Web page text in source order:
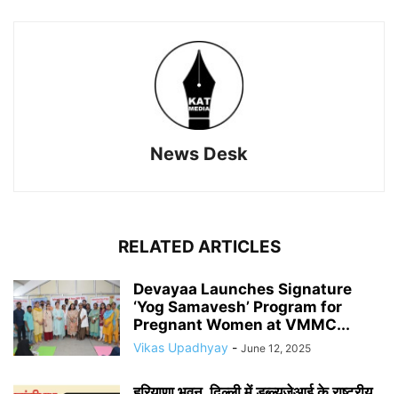
News Desk
RELATED ARTICLES
Devayaa Launches Signature
‘Yog Samavesh’ Program for
Pregnant Women at VMMC...
Vikas Upadhyay - June 12, 2025